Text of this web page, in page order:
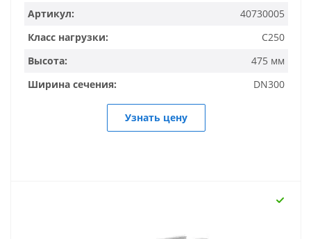
Артикул:
40730005
Класс нагрузки:
C250
Высота:
475 мм
Ширина сечения:
DN300
Узнать цену